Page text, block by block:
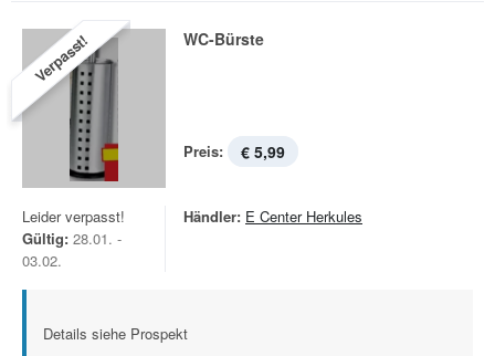
Verpasst! WC-Bürste
Preis: € 5,99
Leider verpasst!
Gültig: 28.01. -
03.02.
Händler: E Center Herkules
Details siehe Prospekt